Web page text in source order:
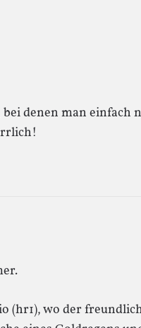
bei denen man einfach
(hr1), wo der